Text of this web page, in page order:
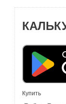
Купить